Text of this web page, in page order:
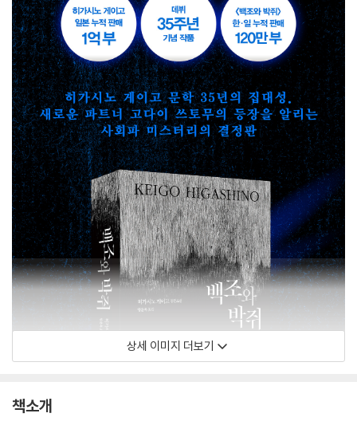
상세 이미지 더보기
책소개